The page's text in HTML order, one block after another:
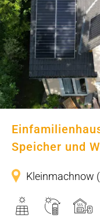
inkl.
Speicher und
Kleinmachnow